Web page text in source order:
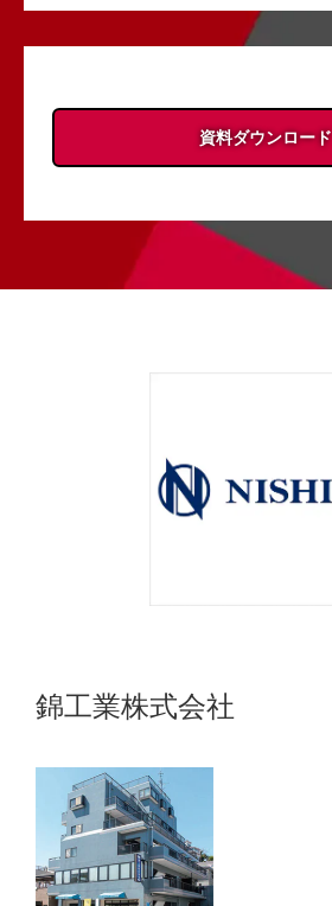
資料ダウンロード
錦工業株式会社